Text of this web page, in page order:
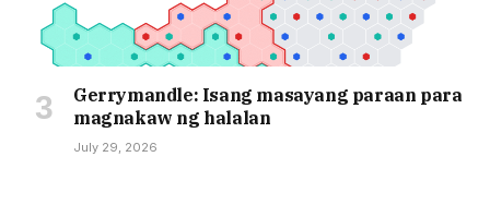
Gerrymandle: Isang masayang paraan para
magnakaw ng halalan
July 29, 2026